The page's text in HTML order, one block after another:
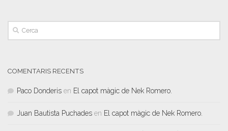
COMENTARIS RECENTS
Paco Donderis en El capot màgic de Nek Romero.
Juan Bautista Puchades en El capot màgic de Nek Romero.